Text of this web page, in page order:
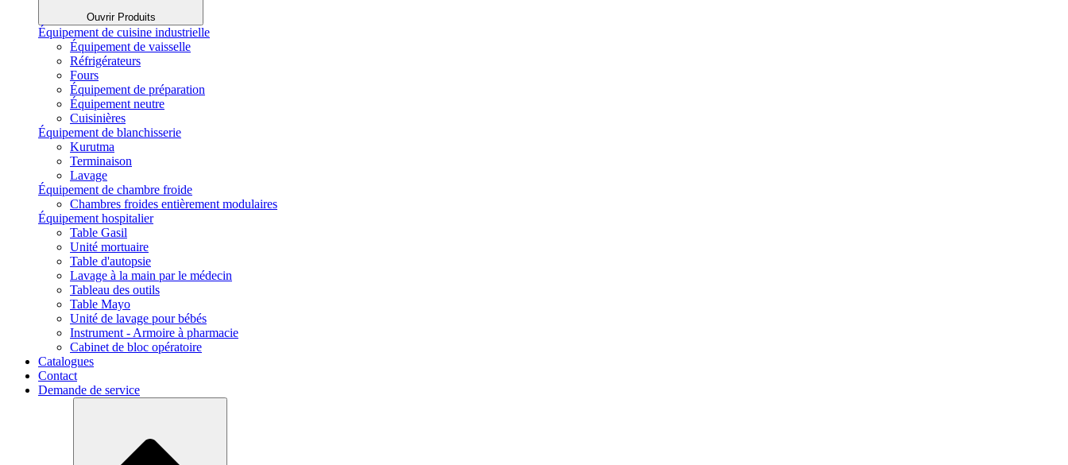
Ouvrir Produits
Équipement de cuisine industrielle
Équipement de vaisselle
Réfrigérateurs
Fours
Équipement de préparation
Équipement neutre
Cuisinières
Équipement de blanchisserie
Kurutma
Terminaison
Lavage
Équipement de chambre froide
Chambres froides entièrement modulaires
Équipement hospitalier
Table Gasil
Unité mortuaire
Table d'autopsie
Lavage à la main par le médecin
Tableau des outils
Table Mayo
Unité de lavage pour bébés
Instrument - Armoire à pharmacie
Cabinet de bloc opératoire
Catalogues
Contact
Demande de service